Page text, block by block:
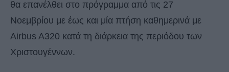
θα επανέλθει στο πρόγραμμα από τις 27
Νοεμβρίου με έως και μία πτήση καθημερινά με
Airbus A320 κατά τη διάρκεια της περιόδου των
Χριστουγέννων.